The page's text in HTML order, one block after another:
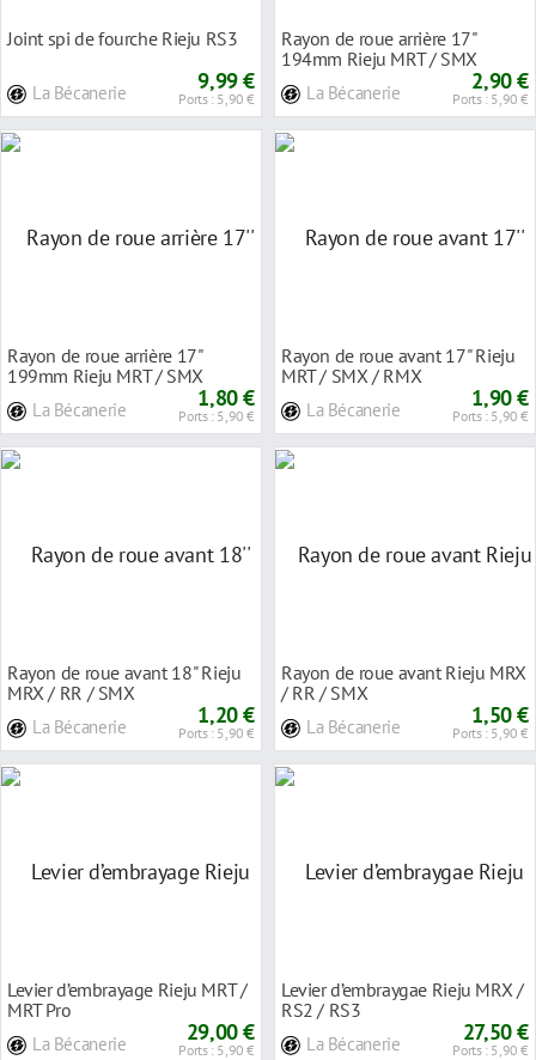
Joint spi de fourche Rieju RS3
La Bécanerie 9,99 €
Ports : 5,90 €
Rayon de roue arrière 17''
194mm Rieju MRT / SMX
La Bécanerie 2,90 €
Ports : 5,90 €
Rayon de roue arrière 17''
199mm Rieju MRT / SMX
La Bécanerie 1,80 €
Ports : 5,90 €
Rayon de roue avant 17'' Rieju
MRT / SMX / RMX
La Bécanerie 1,90 €
Ports : 5,90 €
Rayon de roue avant 18'' Rieju
MRX / RR / SMX
La Bécanerie 1,20 €
Ports : 5,90 €
Rayon de roue avant Rieju MRX
/ RR / SMX
La Bécanerie 1,50 €
Ports : 5,90 €
Levier d’embrayage Rieju MRT /
MRT Pro
La Bécanerie 29,00 €
Ports : 5,90 €
Levier d’embraygae Rieju MRX /
RS2 / RS3
La Bécanerie 27,50 €
Ports : 5,90 €